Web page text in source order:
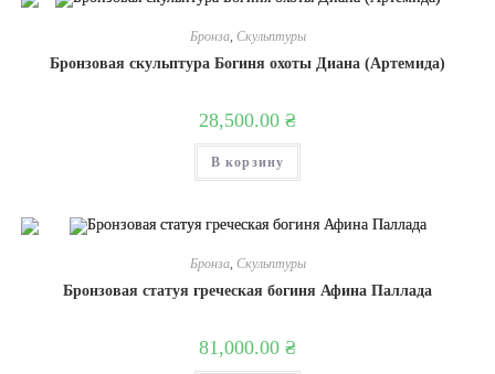
Бронза, Скульптуры
Бронзовая скульптура Богиня охоты Диана (Артемида)
28,500.00 ₴
В корзину
Бронза, Скульптуры
Бронзовая статуя греческая богиня Афина Паллада
81,000.00 ₴